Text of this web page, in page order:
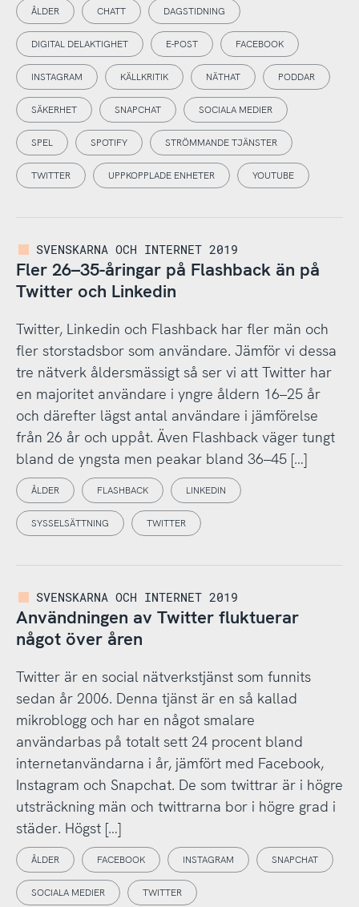
ÅLDER CHATT DAGSTIDNING
DIGITAL DELAKTIGHET E-POST FACEBOOK
INSTAGRAM KÄLLKRITIK NÄTHAT PODDAR
SÄKERHET SNAPCHAT SOCIALA MEDIER
SPEL SPOTIFY STRÖMMANDE TJÄNSTER
TWITTER UPPKOPPLADE ENHETER YOUTUBE
SVENSKARNA OCH INTERNET 2019
Fler 26–35-åringar på Flashback än på
Twitter och Linkedin
Twitter, Linkedin och Flashback har fler män och
fler storstadsbor som användare. Jämför vi dessa
tre nätverk åldersmässigt så ser vi att Twitter har
en majoritet användare i yngre åldern 16–25 år
och därefter lägst antal användare i jämförelse
från 26 år och uppåt. Även Flashback väger tungt
bland de yngsta men peakar bland 36–45 […]
ÅLDER FLASHBACK LINKEDIN
SYSSELSÄTTNING TWITTER
SVENSKARNA OCH INTERNET 2019
Användningen av Twitter fluktuerar
något över åren
Twitter är en social nätverkstjänst som funnits
sedan år 2006. Denna tjänst är en så kallad
mikroblogg och har en något smalare
användarbas på totalt sett 24 procent bland
internetanvändarna i år, jämfört med Facebook,
Instagram och Snapchat. De som twittrar är i högre
utsträckning män och twittrarna bor i högre grad i
städer. Högst […]
ÅLDER FACEBOOK INSTAGRAM SNAPCHAT
SOCIALA MEDIER TWITTER